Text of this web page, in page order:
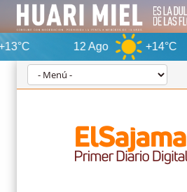
12 Ago +14°C